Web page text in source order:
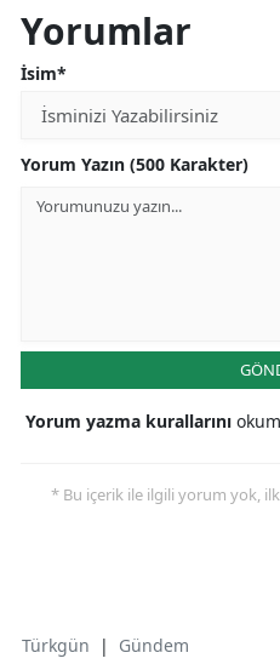
Yorumlar
İsim*
Yorum Yazın (500 Karakter)
Yorum yazma kurallarını
* Bu içerik ile ilgili yorum yok,
Türkgün | Gündem